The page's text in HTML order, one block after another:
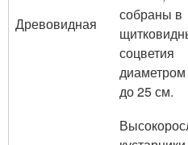
Древовидная
собраны в
соцветия
диаметром
до 25 см.